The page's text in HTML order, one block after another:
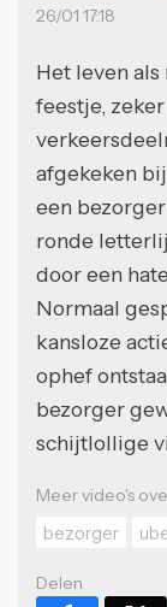
26/01 17:18
Het leven
feestje,
afgekeken
een
ronde
door een
Normaal
kansloze
ophef
bezorger
schijtlollige
Meer video's
bezorger
Delen